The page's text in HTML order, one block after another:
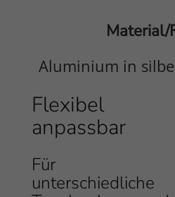
Material/
Aluminium in
InhaltFlexibel
anpassbar
Für
unterschiedliche